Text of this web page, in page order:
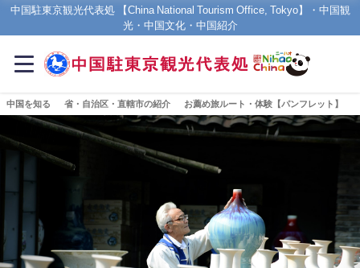
中国駐東京観光代表処 【China National Tourism Office, Tokyo】・中国観
光・中国文化・中国紹介
中国を知る 省・自治区・直轄市の紹介 お薦め旅ルート・体験【パンフレット】